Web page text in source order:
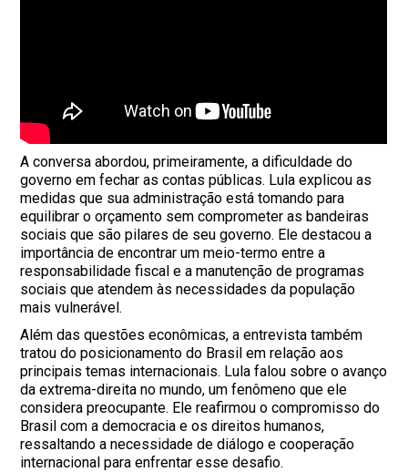
A conversa abordou, primeiramente, a dificuldade do
governo em fechar as contas públicas. Lula explicou as
medidas que sua administração está tomando para
equilibrar o orçamento sem comprometer as bandeiras
sociais que são pilares de seu governo. Ele destacou a
importância de encontrar um meio-termo entre a
responsabilidade fiscal e a manutenção de programas
sociais que atendem às necessidades da população
mais vulnerável.
Além das questões econômicas, a entrevista também
tratou do posicionamento do Brasil em relação aos
principais temas internacionais. Lula falou sobre o avanço
da extrema-direita no mundo, um fenômeno que ele
considera preocupante. Ele reafirmou o compromisso do
Brasil com a democracia e os direitos humanos,
ressaltando a necessidade de diálogo e cooperação
internacional para enfrentar esse desafio.